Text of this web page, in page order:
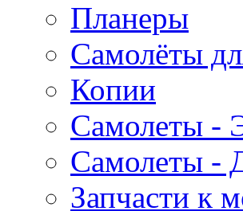
Планеры
Самолёты
Копии
Самолеты -
Самолеты -
Запчасти к